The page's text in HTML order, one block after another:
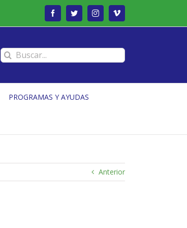
FacebookTwitterInstagramVimeo
Buscar:
PROGRAMAS Y AYUDAS
Anterior